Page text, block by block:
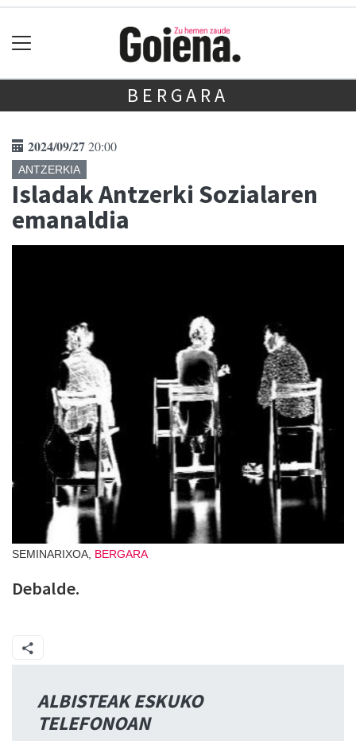
BERGARA
2024/09/2720:00
ANTZERKIA
Isladak Antzerki Sozialaren
emanaldia
SEMINARIXOA, BERGARA
Debalde.
ALBISTEAK ESKUKO
TELEFONOAN